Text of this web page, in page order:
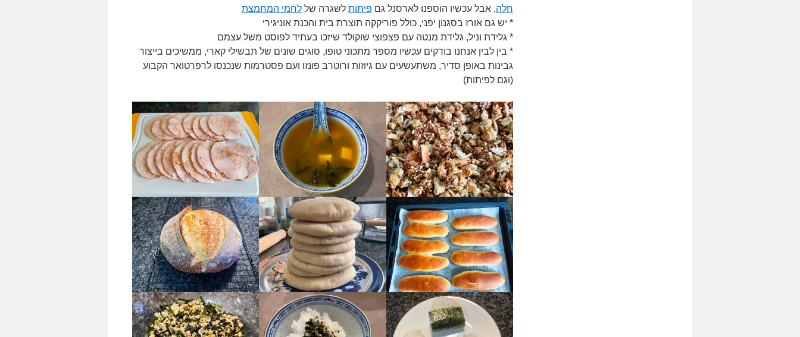
חלה, אבל עכשיו הוספנו לארסנל גם פיתות לשגרה של לחמי המחמצת
* יש גם אורז בסגנון יפני, כולל פוריקקה תוצרת בית והכנת אוניגירי
* גלידת וניל, גלידת מנטה עם פצפוצי שוקולד שיזכו בעתיד לפוסט משל עצמם
* בין לבין אנחנו בודקים עכשיו מספר מתכוני טופו, סוגים שונים של תבשילי קארי, ממשיכים בייצור
גבינות באופן סדיר, משתעשעים עם גיוזות ורוטרב פונזו ועם פסטרמות שנכנסו לרפרטואר הקבוע
(וגם לפיתות)